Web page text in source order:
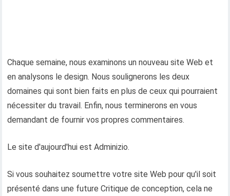
Chaque semaine, nous examinons un nouveau site Web et
en analysons le design. Nous soulignerons les deux
domaines qui sont bien faits en plus de ceux qui pourraient
nécessiter du travail. Enfin, nous terminerons en vous
demandant de fournir vos propres commentaires.
Le site d'aujourd'hui est Adminizio.
Si vous souhaitez soumettre votre site Web pour qu'il soit
présenté dans une future Critique de conception, cela ne